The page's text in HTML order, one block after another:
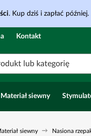
. Kup dziś i zapłać później.
Kontakt
lub kategorię
Materiał siewny
siewny Nasiona